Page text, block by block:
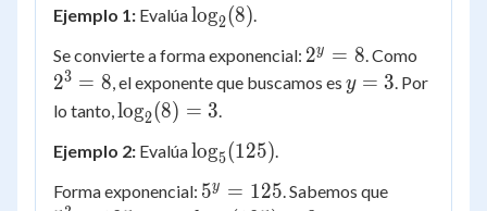
Ejemplo 1: Evalúa\log_2(8)
log2(8).
Se convierte a forma exponencial: 2^y
= 8
2y = 8. Como
= 8
23 = 8, el exponente que buscamos es y
y = 3. Por
lo tanto,\log_2(8)
log2(8) = 3.
Ejemplo 2: Evalúa\log_5(125)
log5(125).
Forma exponencial: 5^y
5y = 125. Sabemos que5^3